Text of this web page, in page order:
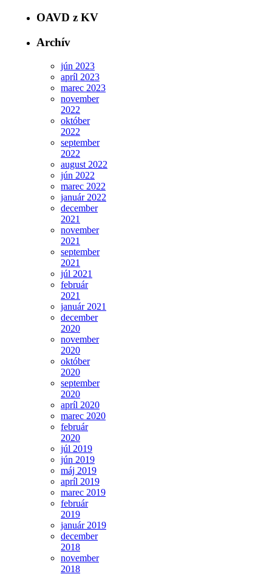
OAVD z KV
Archív
jún 2023
apríl 2023
marec 2023
november
2022
október
2022
september
2022
august 2022
jún 2022
marec 2022
január 2022
december
2021
november
2021
september
2021
júl 2021
február
2021
január 2021
december
2020
november
2020
október
2020
september
2020
apríl 2020
marec 2020
február
2020
júl 2019
jún 2019
máj 2019
apríl 2019
marec 2019
február
2019
január 2019
december
2018
november
2018